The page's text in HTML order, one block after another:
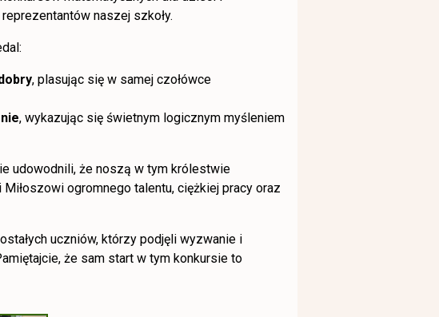
naszej szkoły.
, plasując się w samej czołówce
, wykazując się świetnym logicznym myśleniem
udowodnili, że noszą w tym królestwie
ogromnego talentu, ciężkiej pracy oraz
uczniów, którzy podjęli wyzwanie i
że sam start w tym konkursie to